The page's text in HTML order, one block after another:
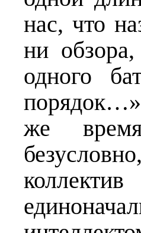
нас, что
ни
одного
же время